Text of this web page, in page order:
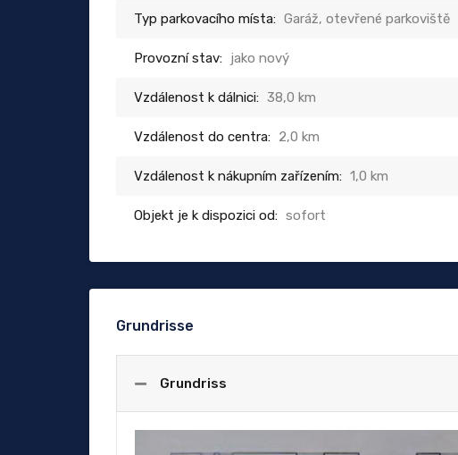
Typ parkovacího místa: Garáž, otevřené parkoviště
Provozní stav: jako nový
Vzdálenost k dálnici: 38,0 km
Vzdálenost do centra: 2,0 km
Vzdálenost k nákupním zařízením: 1,0 km
Objekt je k dispozici od: sofort
Grundrisse
Grundriss